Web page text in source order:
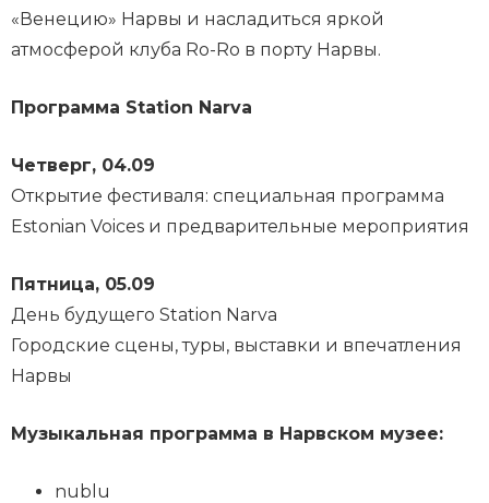
«Венецию» Нарвы и насладиться яркой
атмосферой клуба Ro-Ro в порту Нарвы.
Программа Station Narva
Четверг, 04.09
Открытие фестиваля: специальная программа
Estonian Voices и предварительные мероприятия
Пятница, 05.09
День будущего Station Narva
Городские сцены, туры, выставки и впечатления
Нарвы
Музыкальная программа в Нарвском музее:
nublu